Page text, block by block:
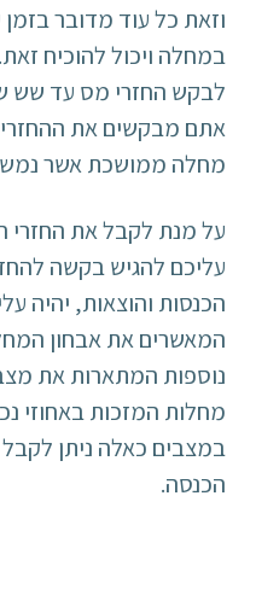
וזאת כל עוד מדובר
במחלה ויכול להוכיח
לבקש החזרי מס עד שש
אתם מבקשים את
מחלה ממושכת אשר
על מנת לקבל את החזרי
עליכם להגיש בקשה
הכנסות והוצאות, יהיה
המאשרים את אבחון
נוספות המתארות את
במצבים כאלה ניתן
הכנסה.